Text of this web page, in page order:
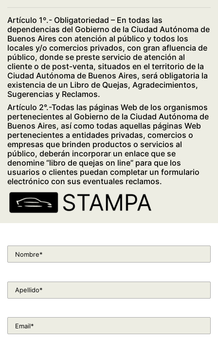
Artículo 1º.- Obligatoriedad – En todas las
dependencias del Gobierno de la Ciudad Autónoma de
Buenos Aires con atención al público y todos los
locales y/o comercios privados, con gran afluencia de
público, donde se preste servicio de atención al
cliente o de post-venta, situados en el territorio de la
Ciudad Autónoma de Buenos Aires, será obligatoria la
existencia de un Libro de Quejas, Agradecimientos,
Sugerencias y Reclamos.
Artículo 2°.-Todas las páginas Web de los organismos
pertenecientes al Gobierno de la Ciudad Autónoma de
Buenos Aires, así como todas aquellas páginas Web
pertenecientes a entidades privadas, comercios o
empresas que brinden productos o servicios al
público, deberán incorporar un enlace que se
denomine “libro de quejas on line” para que los
usuarios o clientes puedan completar un formulario
electrónico con sus eventuales reclamos.